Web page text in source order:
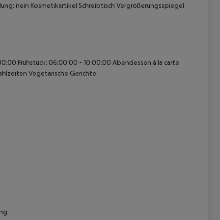
nein Kosmetikartikel Schreibtisch Vergrößerungsspiegel
Frühstück: 06:00:00 - 10:00:00 Abendessen à la carte
Vegetarische Gerichte